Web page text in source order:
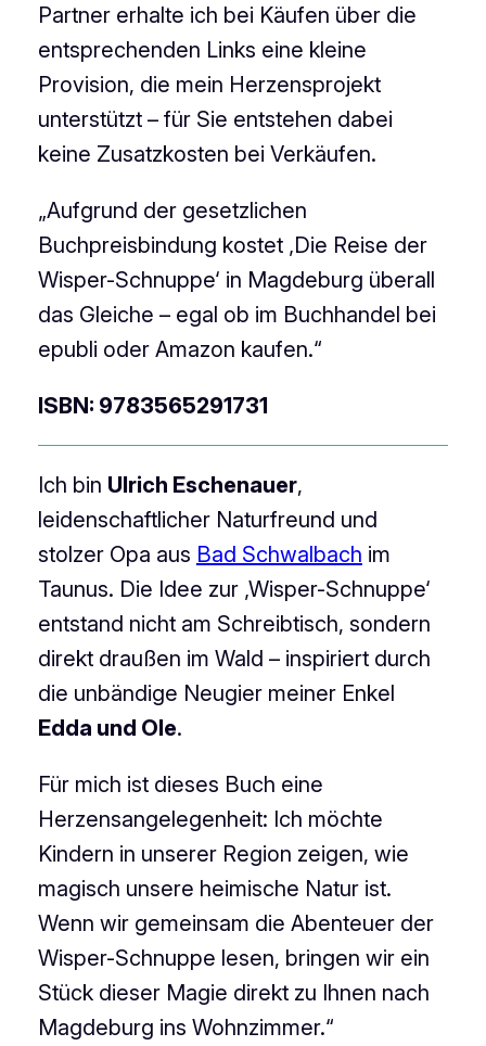
Partner erhalte ich bei Käufen über die
entsprechenden Links eine kleine
Provision, die mein Herzensprojekt
unterstützt – für Sie entstehen dabei
keine Zusatzkosten bei Verkäufen.
„Aufgrund der gesetzlichen
Buchpreisbindung kostet ‚Die Reise der
Wisper-Schnuppe‘ in Magdeburg überall
das Gleiche – egal ob im Buchhandel bei
epubli oder Amazon kaufen.“
ISBN: 9783565291731
Ich bin Ulrich Eschenauer,
leidenschaftlicher Naturfreund und
stolzer Opa aus Bad Schwalbach im
Taunus. Die Idee zur ‚Wisper-Schnuppe‘
entstand nicht am Schreibtisch, sondern
direkt draußen im Wald – inspiriert durch
die unbändige Neugier meiner Enkel
Edda und Ole.
Für mich ist dieses Buch eine
Herzensangelegenheit: Ich möchte
Kindern in unserer Region zeigen, wie
magisch unsere heimische Natur ist.
Wenn wir gemeinsam die Abenteuer der
Wisper-Schnuppe lesen, bringen wir ein
Stück dieser Magie direkt zu Ihnen nach
Magdeburg ins Wohnzimmer.“